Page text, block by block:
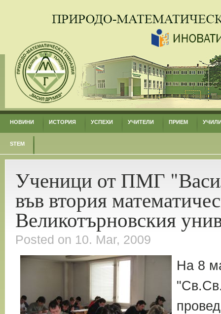
НОВИНИ ИСТОРИЯ УСПЕХИ УЧИТЕЛИ ПРИЕМ
STEM
Ученици от ПМГ
във втория
Великотърновския
Posted on 10. Mar, 2009
На 8